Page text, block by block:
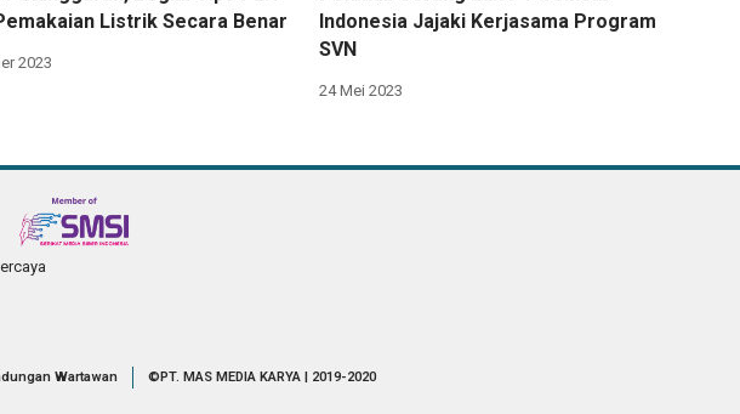
Listrik Secara Benar
2023
Indonesia Jajaki Kerjasama Program
SVN
24 Mei 2023
Wartawan ©PT. MAS MEDIA KARYA | 2019-2020